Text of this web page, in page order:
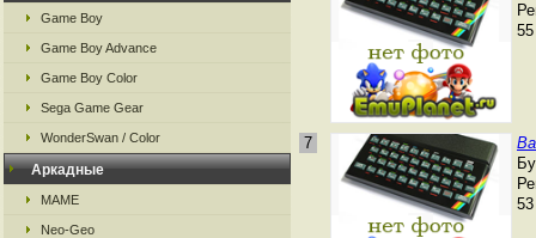
Game Boy
Game Boy Advance
Game Boy Color
Sega Game Gear
WonderSwan / Color
Аркадные
MAME
Neo-Geo
55
7
53